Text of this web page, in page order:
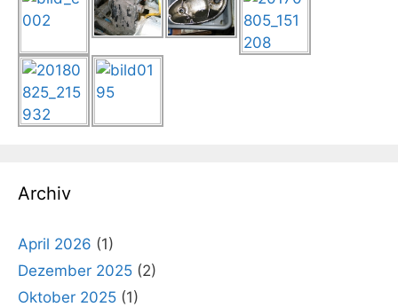
Archiv
April 2026 (1)
Dezember 2025 (2)
Oktober 2025 (1)